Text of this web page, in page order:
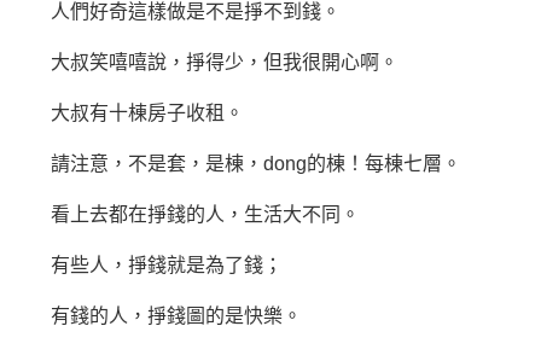
人們好奇這樣做是不是掙不到錢。
大叔笑嘻嘻說，掙得少，但我很開心啊。
大叔有十棟房子收租。
請注意，不是套，是棟，dong的棟！每棟七層。
看上去都在掙錢的人，生活大不同。
有些人，掙錢就是為了錢；
有錢的人，掙錢圖的是快樂。